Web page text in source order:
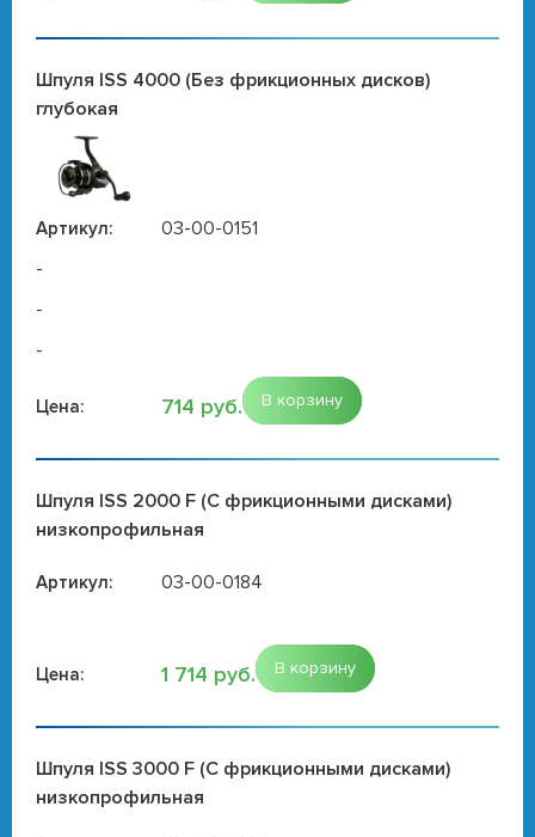
Шпуля ISS 4000 (Без фрикционных дисков)
глубокая
Артикул:
03-00-0151
-
-
-
Цена: 714 руб. В корзину
Шпуля ISS 2000 F (С фрикционными дисками)
низкопрофильная
Артикул: 03-00-0184
Цена: 1 714 руб. В корзину
Шпуля ISS 3000 F (С фрикционными дисками)
низкопрофильная